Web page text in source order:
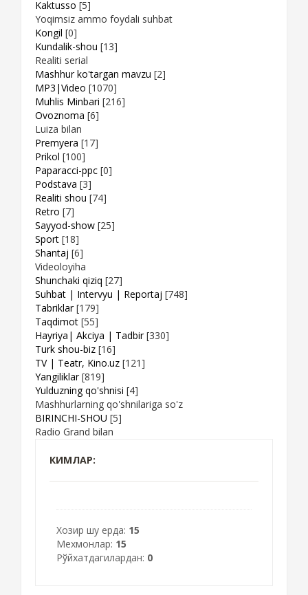
Kaktusso [5]
Yoqimsiz ammo foydali suhbat
Kongil [0]
Kundalik-shou [13]
Realiti serial
Mashhur ko'targan mavzu [2]
MP3|Video [1070]
Muhlis Minbari [216]
Ovoznoma [6]
Luiza bilan
Premyera [17]
Prikol [100]
Paparacci-ppc [0]
Podstava [3]
Realiti shou [74]
Retro [7]
Sayyod-show [25]
Sport [18]
Shantaj [6]
Videoloyiha
Shunchaki qiziq [27]
Suhbat | Intervyu | Reportaj [748]
Tabriklar [179]
Taqdimot [55]
Hayriya| Akciya | Tadbir [330]
Turk shou-biz [16]
TV | Teatr, Kino.uz [121]
Yangiliklar [819]
Yulduzning qo'shnisi [4]
Mashhurlarning qo'shnilariga so'z
BIRINCHI-SHOU [5]
Radio Grand bilan
КИМЛАР:
Хозир шу ерда: 15
Мехмонлар: 15
Рўйхатдагилардан: 0